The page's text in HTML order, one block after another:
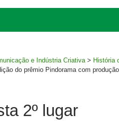
e Indústria Criativa > História
do prêmio Pindorama com
2º lugar